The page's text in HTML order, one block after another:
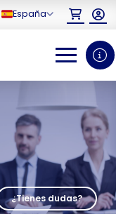
España
¿Tienes dudas?